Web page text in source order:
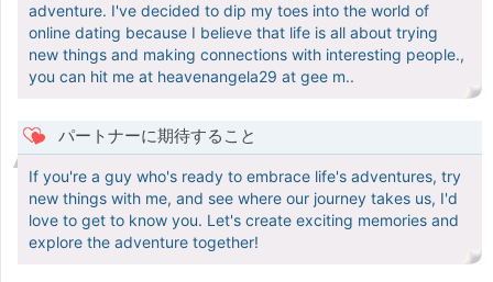
adventure. I've decided to dip my toes into the world of
online dating because I believe that life is all about trying
new things and making connections with interesting people.,
you can hit me at heavenangela29 at gee m..
パートナーに期待すること
If you're a guy who's ready to embrace life's adventures, try
new things with me, and see where our journey takes us, I'd
love to get to know you. Let's create exciting memories and
explore the adventure together!